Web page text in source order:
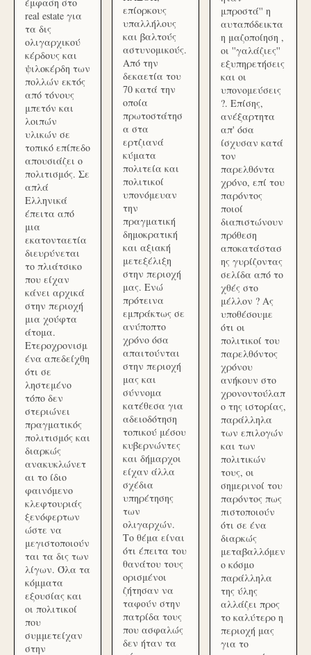
real estate για
τα δις
ολιγαρχικού
κέρδους και
ψιλοκέρδη των
πολλών εκτός
από τόνους
μπετόν και
λοιπών
υλικών σε
τοπικό επίπεδο
απουσιάζει ο
πολιτισμός. Σε
απλά
Ελληνικά
έπειτα από
μια
εκατονταετία
διευρύνεται
το πλιάτσικο
που είχαν
κάνει αρχικά
στην περιοχή
μια χούφτα
άτομα.
Ετεροχρονισμ
ένα απεδείχθη
ότι σε
ληστεμένο
τόπο δεν
στεριώνει
πραγματικός
πολιτισμός και
διαρκώς
ανακυκλώνετ
αι το ίδιο
φαινόμενο
κλεφτουριάς
ξενόφερτων
ώστε να
μεγιστοποιούν
ται τα δις των
λίγων. Όλα τα
κόμματα
εξουσίας και
οι πολιτικοί
που
συμμετείχαν
στην
επίορκους
υπαλλήλους
και βαλτούς
αστυνομικούς.
Από την
δεκαετία του
70 κατά την
οποία
πρωτοστάτησ
α στα
ερτζιανά
κύματα
πολιτεία και
πολιτικοί
υπονόμευαν
την
πραγματική
δημοκρατική
και αξιακή
μετεξέλιξη
στην περιοχή
μας. Ενώ
πρότεινα
εμπράκτως σε
ανύποπτο
χρόνο όσα
απαιτούνται
στην περιοχή
μας και
σύννομα
κατέθεσα για
αδειοδότηση
τοπικού μέσου
κυβερνώντες
και δήμαρχοι
είχαν άλλα
σχέδια
υπηρέτησης
των
ολιγαρχών.
Το θέμα είναι
ότι έπειτα του
θανάτου τους
ορισμένοι
ζήτησαν να
ταφούν στην
πατρίδα τους
που ασφαλώς
δεν ήταν τα
μπροστά'' η
αυταπόδεικτα
η μαζοποίηση ,
οι ''γαλάζιες''
εξυπηρετήσεις
και οι
υπονομεύσεις
?. Επίσης,
ανέξαρτητα
απ' όσα
ίσχυσαν κατά
τον
παρελθόντα
χρόνο, επί του
παρόντος
ποιοί
διαπιστώνουν
πρόθεση
αποκατάστασ
ης γυρίζοντας
σελίδα από το
χθές στο
μέλλον ? Ας
υποθέσουμε
ότι οι
πολιτικοί του
παρελθόντος
χρόνου
ανήκουν στο
χρονοντούλαπ
ο της ιστορίας,
παράλληλα
των επιλογών
και των
πολιτικών
τους, οι
σημερινοί του
παρόντος πως
πιστοποιούν
ότι σε ένα
διαρκώς
μεταβαλλόμεν
ο κόσμο
παράλληλα
της ύλης
αλλάζει προς
το καλύτερο η
περιοχή μας
για το